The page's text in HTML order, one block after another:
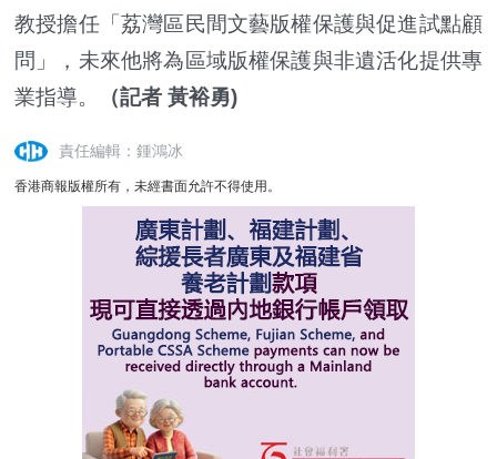
教授擔任「荔灣區民間文藝版權保護與促進試點顧
問」，未來他將為區域版權保護與非遺活化提供專
業指導。
（記者 黃裕勇)
責任編輯：鍾鴻冰
香港商報版權所有，未經書面允許不得使用。